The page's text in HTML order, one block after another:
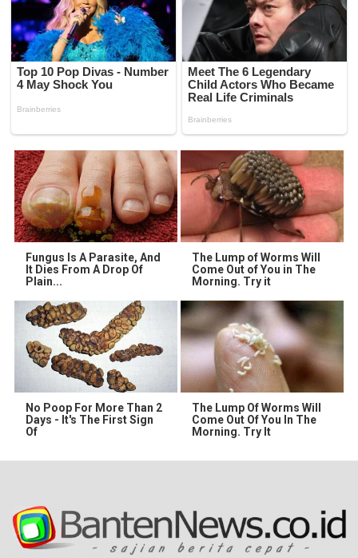
Fungus Is A Parasite, And
It Dies From A Drop Of
Plain...
The Lump of Worms Will
Come Out of You in The
Morning. Try it
No Poop For More Than 2
Days - It's The First Sign
Of
The Lump Of Worms Will
Come Out Of You In The
Morning. Try It